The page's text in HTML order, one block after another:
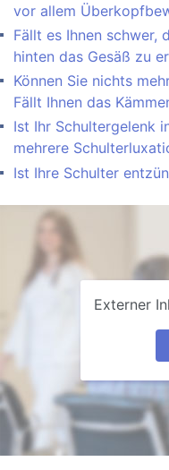
vor allem
Fällt es Ihnen schwer,
hinten das Gesäß zu
Können Sie nichts
Fällt Ihnen das
Ist Ihr Schultergelenk
mehrere
Ist Ihre Schulter
Externer